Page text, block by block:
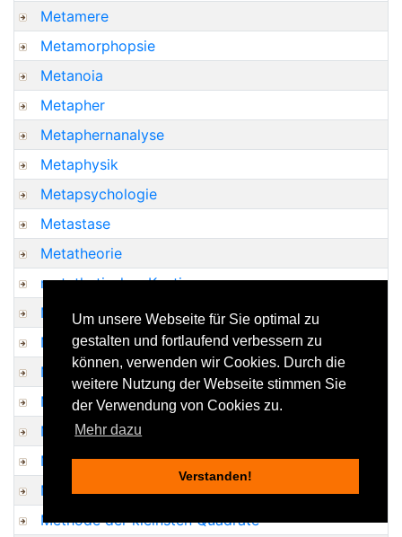
Um unsere Webseite für Sie optimal zu
gestalten und fortlaufend verbessern zu
können, verwenden wir Cookies. Durch die
weitere Nutzung der Webseite stimmen Sie
der Verwendung von Cookies zu.
Mehr dazu
Verstanden!
Metamere
Metamorphopsie
Metanoia
Metapher
Metaphernanalyse
Metaphysik
Metapsychologie
Metastase
Metatheorie
metathetisches Kontinuum
Metatropismus
Metenzephalon
Meteoropsychologie
Methadon
Methadonprogramm
Methode
Methode 635
Methode der kleinsten Quadrate